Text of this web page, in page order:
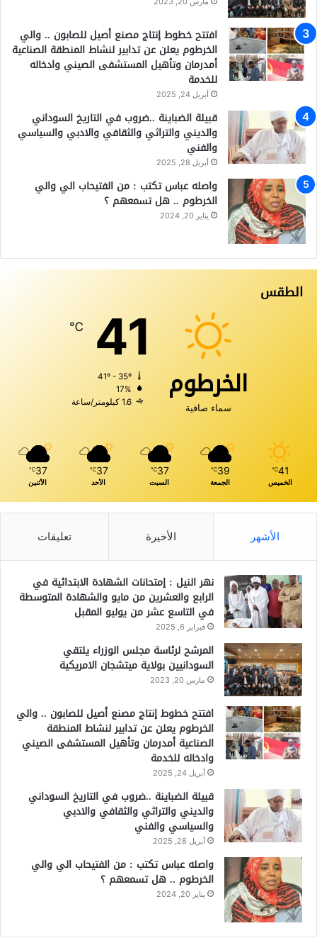
افتتح خطوط إنتاج مصنع أصيل للصابون .. والي
الخرطوم يعلن عن تدابير لنشاط المنطقة الصناعية
أمدرمان وتأهيل المستشفى الصيني وادخاله
للخدمة
أبريل 24, 2025
قبيلة الضباينة ..ضروب في التاريخ السوداني
والديني والتراثي والثقافي والادبي والسياسي
والفني
أبريل 28, 2025
واصله عباس تكتب : من الفتيحاب الي والي
الخرطوم .. هل تسمعهم ؟
يناير 20, 2024
الطقس
الخرطوم
سماء صافية
41
℃
17%
1.6 كيلومتر/ساعة
41
℃
الخميس
39
℃
الجمعة
37
℃
السبت
37
℃
الأحد
37
℃
الأثنين
الأشهر الأخيرة تعليقات
نهر النيل : إمتحانات الشهادة الابتدائية في
الرابع والعشرين من مايو والشهادة المتوسطة
في التاسع عشر من يوليو المقبل
فبراير 6, 2025
المرشح لرئاسة مجلس الوزراء يلتقي
السودانيين بولاية ميتشجان الامريكية
مارس 20, 2023
افتتح خطوط إنتاج مصنع أصيل للصابون .. والي
الخرطوم يعلن عن تدابير لنشاط المنطقة
الصناعية أمدرمان وتأهيل المستشفى الصيني
وادخاله للخدمة
أبريل 24, 2025
قبيلة الضباينة ..ضروب في التاريخ السوداني
والديني والتراثي والثقافي والادبي
والسياسي والفني
أبريل 28, 2025
واصله عباس تكتب : من الفتيحاب الي والي
الخرطوم .. هل تسمعهم ؟
يناير 20, 2024